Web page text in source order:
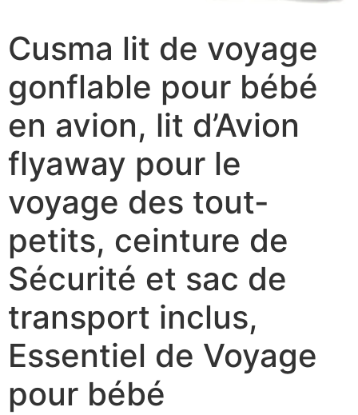
Cusma lit de voyage
gonflable pour bébé
en avion, lit d’Avion
flyaway pour le
voyage des tout-
petits, ceinture de
Sécurité et sac de
transport inclus,
Essentiel de Voyage
pour bébé